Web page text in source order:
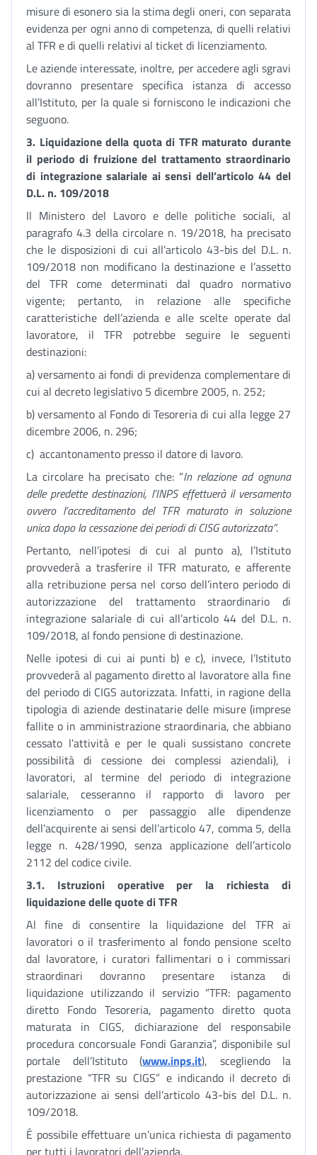
misure di esonero sia la stima degli oneri, con separata
evidenza per ogni anno di competenza, di quelli relativi
al TFR e di quelli relativi al ticket di licenziamento.
Le aziende interessate, inoltre, per accedere agli sgravi
dovranno presentare specifica istanza di accesso
all’Istituto, per la quale si forniscono le indicazioni che
seguono.
3. Liquidazione della quota di TFR maturato durante
il periodo di fruizione del trattamento straordinario
di integrazione salariale ai sensi dell’articolo 44 del
D.L. n. 109/2018
Il Ministero del Lavoro e delle politiche sociali, al
paragrafo 4.3 della circolare n. 19/2018, ha precisato
che le disposizioni di cui all’articolo 43-bis del D.L. n.
109/2018 non modificano la destinazione e l’assetto
del TFR come determinati dal quadro normativo
vigente; pertanto, in relazione alle specifiche
caratteristiche dell’azienda e alle scelte operate dal
lavoratore, il TFR potrebbe seguire le seguenti
destinazioni:
a) versamento ai fondi di previdenza complementare di
cui al decreto legislativo 5 dicembre 2005, n. 252;
b) versamento al Fondo di Tesoreria di cui alla legge 27
dicembre 2006, n. 296;
c) accantonamento presso il datore di lavoro.
La circolare ha precisato che: “In relazione ad ognuna
delle predette destinazioni, l’INPS effettuerà il versamento
ovvero l’accreditamento del TFR maturato in soluzione
unica dopo la cessazione dei periodi di CISG autorizzata”.
Pertanto, nell’ipotesi di cui al punto a), l’Istituto
provvederà a trasferire il TFR maturato, e afferente
alla retribuzione persa nel corso dell’intero periodo di
autorizzazione del trattamento straordinario di
integrazione salariale di cui all’articolo 44 del D.L. n.
109/2018, al fondo pensione di destinazione.
Nelle ipotesi di cui ai punti b) e c), invece, l’Istituto
provvederà al pagamento diretto al lavoratore alla fine
del periodo di CIGS autorizzata. Infatti, in ragione della
tipologia di aziende destinatarie delle misure (imprese
fallite o in amministrazione straordinaria, che abbiano
cessato l’attività e per le quali sussistano concrete
possibilità di cessione dei complessi aziendali), i
lavoratori, al termine del periodo di integrazione
salariale, cesseranno il rapporto di lavoro per
licenziamento o per passaggio alle dipendenze
dell’acquirente ai sensi dell’articolo 47, comma 5, della
legge n. 428/1990, senza applicazione dell’articolo
2112 del codice civile.
3.1. Istruzioni operative per la richiesta di
liquidazione delle quote di TFR
Al fine di consentire la liquidazione del TFR ai
lavoratori o il trasferimento al fondo pensione scelto
dal lavoratore, i curatori fallimentari o i commissari
straordinari dovranno presentare istanza di
liquidazione utilizzando il servizio “TFR: pagamento
diretto Fondo Tesoreria, pagamento diretto quota
maturata in CIGS, dichiarazione del responsabile
procedura concorsuale Fondi Garanzia”, disponibile sul
portale dell’Istituto (www.inps.it), scegliendo la
prestazione “TFR su CIGS” e indicando il decreto di
autorizzazione ai sensi dell’articolo 43-bis del D.L. n.
109/2018.
É possibile effettuare un’unica richiesta di pagamento
per tutti i lavoratori dell’azienda.